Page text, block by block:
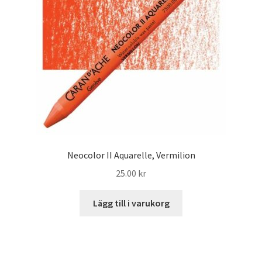
Neocolor II Aquarelle, Vermilion
25.00 kr
Lägg till i varukorg